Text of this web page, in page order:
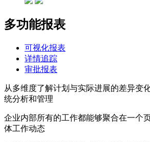
多功能报表
可视化报表
详情追踪
审批报表
从多维度了解计划与实际进展的差异变
统分析和管理
企业内部所有的工作都能够聚合在一个
体工作动态